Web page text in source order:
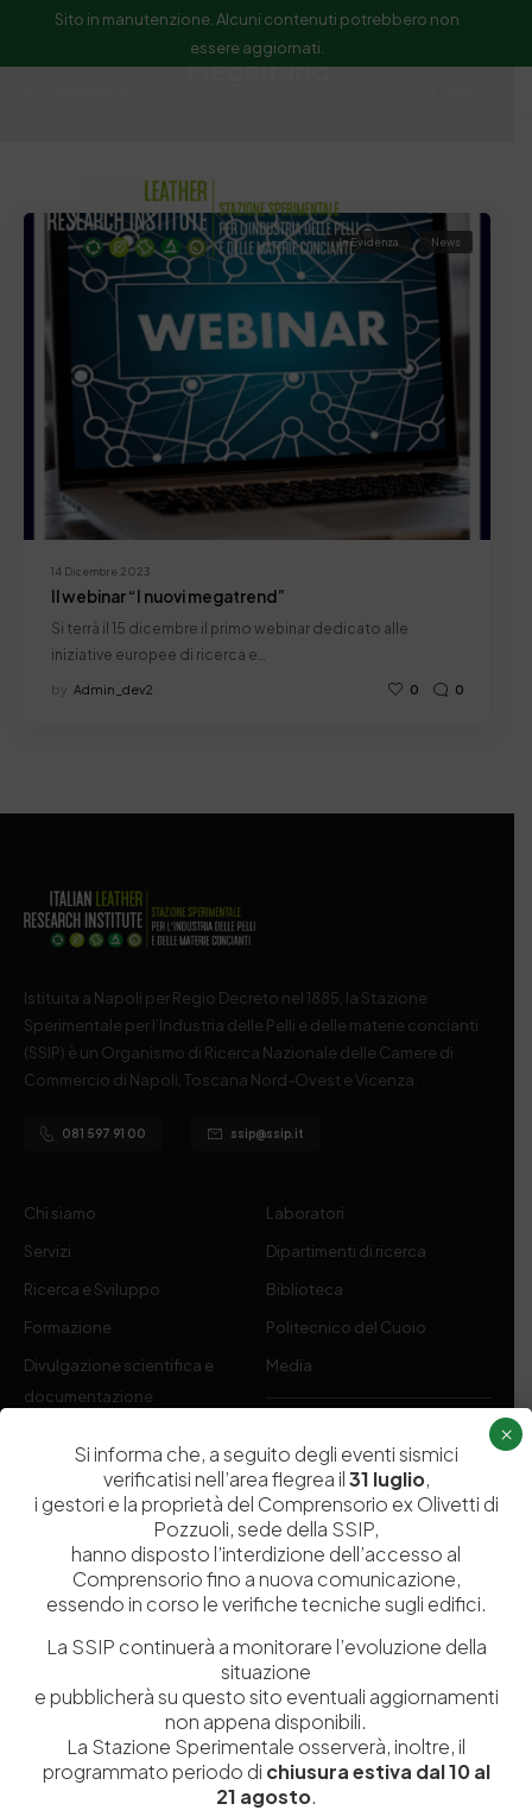
Sito in manutenzione. Alcuni contenuti potrebbero non
essere aggiornati.
Megatrend
14 Dicembre 2023
In Evidenza News
Il webinar “I nuovi megatrend”
Si terrà il 15 dicembre il primo webinar dedicato alle
iniziative europee di ricerca e…
by Admin_dev2 0 0
Istituita a Napoli per Regio Decreto nel 1885, la Stazione
Sperimentale per l’Industria delle Pelli e delle materie concianti
(SSIP) è un Organismo di Ricerca Nazionale delle Camere di
Commercio di Napoli, Toscana Nord-Ovest e Vicenza.
081 597 91 00 ssip@ssip.it
Chi siamo
Servizi
Ricerca e Sviluppo
Formazione
Divulgazione scientifica e
documentazione
Laboratori
Dipartimenti di ricerca
Biblioteca
Politecnico del Cuoio
Media
Amministrazione Trasparente
Codice fiscale e Partita Iva07936981211
Codice di iscrizione all’Anagrafe Nazionale delle Ricerche del
Capitale Sociale Euro 9.690.240,00
stazionesperimentaleindustriapelli@legalmail.it
Sede legaleVia Campi Flegrei, 34 – 80078 Pozzuoli (NA) – Tel. +39
081 5979100
Si informa che, a seguito degli eventi sismici
verificatisi nell’area flegrea il31 luglio,
i gestori e la proprietà del Comprensorio ex Olivetti di
Pozzuoli, sede della SSIP,
hanno disposto l’interdizione dell’accesso al
Comprensorio fino a nuova comunicazione,
essendo in corso le verifiche tecniche sugli edifici.
La SSIP continuerà a monitorare l’evoluzione della
situazione
e pubblicherà su questo sito eventuali aggiornamenti
non appena disponibili.
La Stazione Sperimentale osserverà, inoltre, il
programmato periodo di chiusura estiva dal 10 al
21 agosto.
×